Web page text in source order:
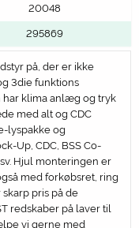
20048
295869
på, der er ikke
3die funktions
har klima anlæg og tryk
med alt og CDC
lyspakke og
Up, CDC, BSS Co-
Hjul monteringen er
med forkøbsret, ring
pris på de
redskaber på laver til
vi gerne med